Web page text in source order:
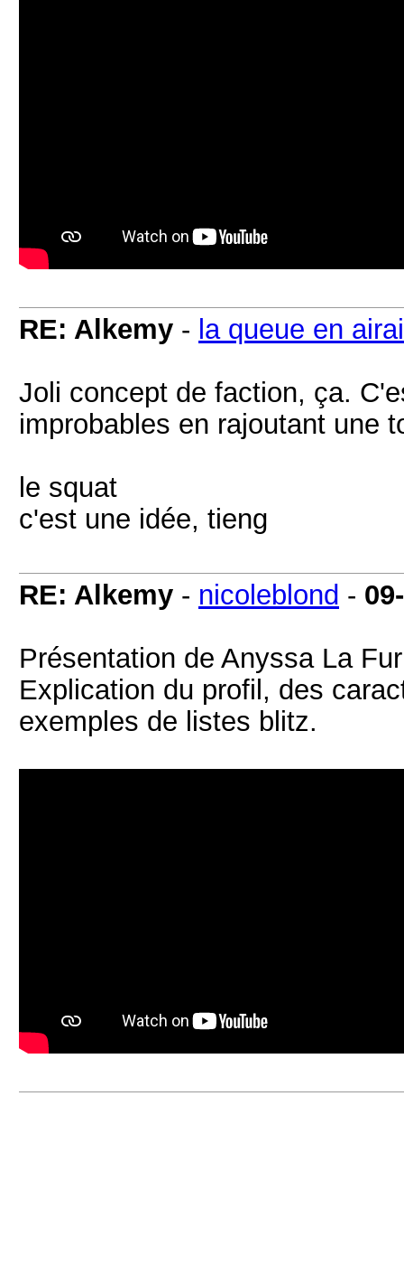
RE: Alkemy - la queue en
Joli concept de faction, ça.
improbables en rajoutant une
le squat
c'est une idée, tieng
RE: Alkemy - nicoleblond -
Présentation de Anyssa La
Explication du profil, des
exemples de listes blitz.